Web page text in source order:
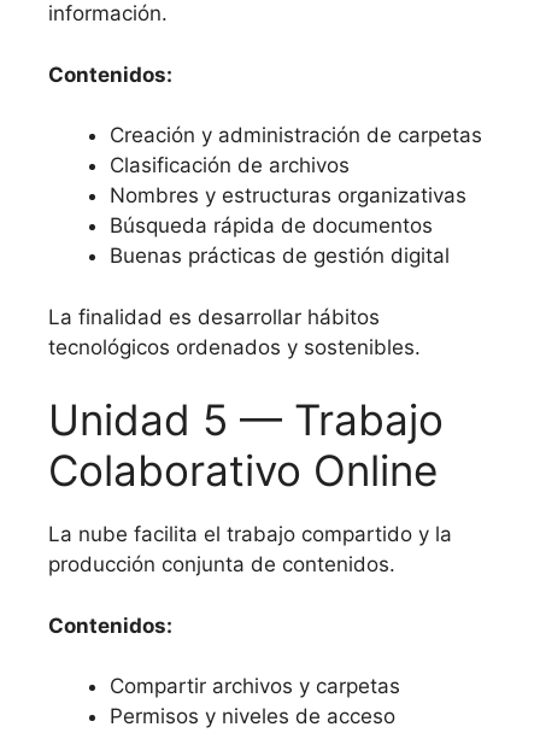
información.
Contenidos:
Creación y administración de carpetas
Clasificación de archivos
Nombres y estructuras organizativas
Búsqueda rápida de documentos
Buenas prácticas de gestión digital
La finalidad es desarrollar hábitos
tecnológicos ordenados y sostenibles.
Unidad 5 — Trabajo
Colaborativo Online
La nube facilita el trabajo compartido y la
producción conjunta de contenidos.
Contenidos:
Compartir archivos y carpetas
Permisos y niveles de acceso